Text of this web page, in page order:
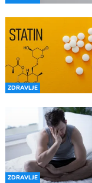
ZDRAVLJE
ZDRAVLJE